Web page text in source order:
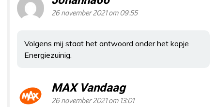
26 november 2021 om 09:55
Volgens mij staat het antwoord onder het kopje
Energiezuinig.
MAX Vandaag
26 november 2021 om 13:01